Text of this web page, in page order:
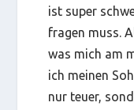
ist super
fragen muss.
was mich am
ich meinen
nur teuer,